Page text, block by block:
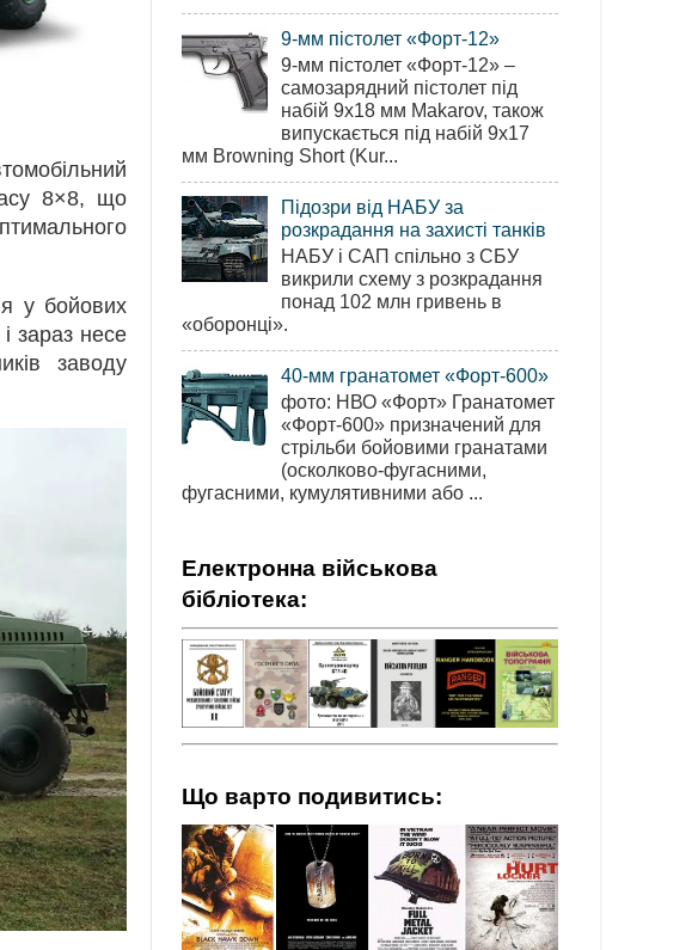
8×8, що
у бойових
зараз несе
заводу
9-мм пістолет «Форт-12»
9-мм пістолет «Форт-12» –
самозарядний пістолет під
набій 9х18 мм Makarov, також
випускається під набій 9х17
мм Browning Short (Kur...
Підозри від НАБУ за
розкрадання на захисті танків
НАБУ і САП спільно з СБУ
викрили схему з розкрадання
понад 102 млн гривень в
«оборонці».
40-мм гранатомет «Форт-600»
фото: НВО «Форт» Гранатомет
«Форт-600» призначений для
стрільби бойовими гранатами
(осколково-фугасними,
фугасними, кумулятивними або ...
Електронна військова
бібліотека:
Що варто подивитись: